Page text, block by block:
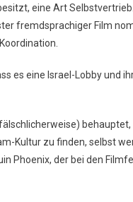
eine Art
fremdsprachiger Film
es eine Israel-Lobby und
Kultur zu finden, selbst
Phoenix, der bei den